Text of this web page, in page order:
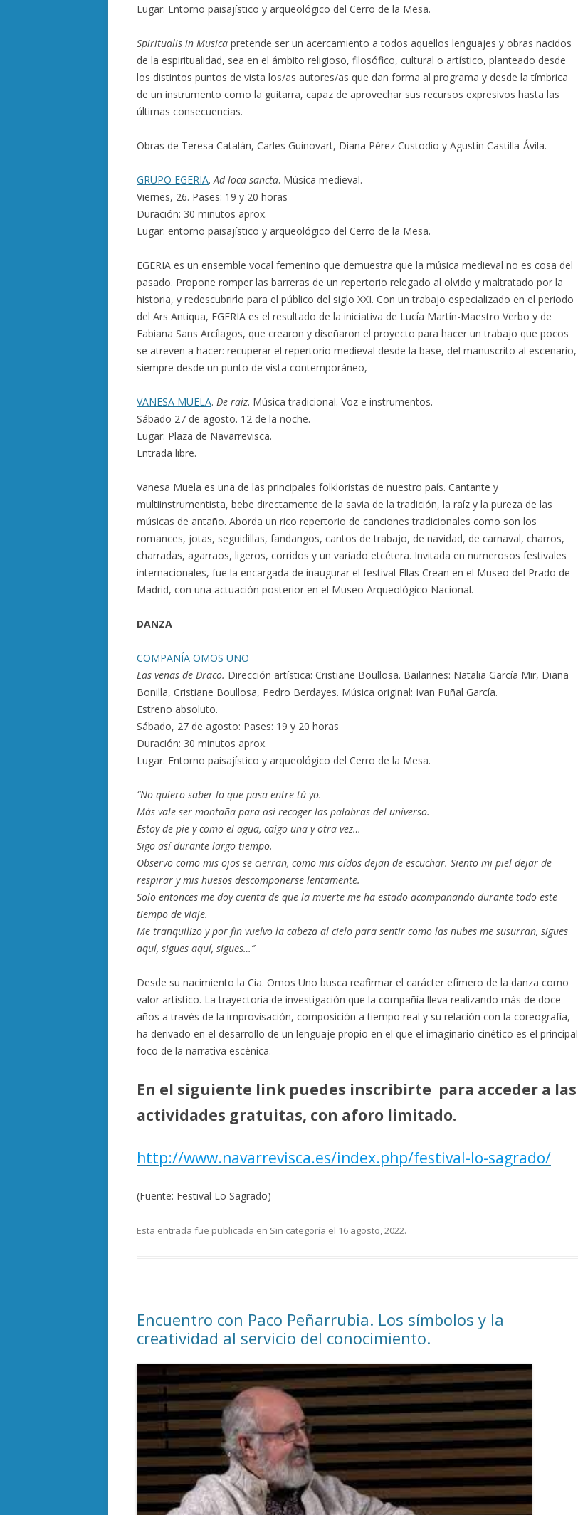
Lugar: Entorno paisajístico y arqueológico del Cerro de la Mesa.
Spiritualis in Musica pretende ser un acercamiento a todos aquellos lenguajes y obras nacidos
de la espiritualidad, sea en el ámbito religioso, filosófico, cultural o artístico, planteado desde
los distintos puntos de vista los/as autores/as que dan forma al programa y desde la tímbrica
de un instrumento como la guitarra, capaz de aprovechar sus recursos expresivos hasta las
últimas consecuencias.
Obras de Teresa Catalán, Carles Guinovart, Diana Pérez Custodio y Agustín Castilla-Ávila.
GRUPO EGERIA.Ad loca sancta. Música medieval.
Viernes, 26. Pases: 19 y 20 horas
Duración: 30 minutos aprox.
Lugar: entorno paisajístico y arqueológico del Cerro de la Mesa.
EGERIA es un ensemble vocal femenino que demuestra que la música medieval no es cosa del
pasado. Propone romper las barreras de un repertorio relegado al olvido y maltratado por la
historia, y redescubrirlo para el público del siglo XXI. Con un trabajo especializado en el periodo
del Ars Antiqua, EGERIA es el resultado de la iniciativa de Lucía Martín-Maestro Verbo y de
Fabiana Sans Arcílagos, que crearon y diseñaron el proyecto para hacer un trabajo que pocos
se atreven a hacer: recuperar el repertorio medieval desde la base, del manuscrito al escenario,
siempre desde un punto de vista contemporáneo,
VANESA MUELA. De raíz. Música tradicional. Voz e instrumentos.
Sábado 27 de agosto. 12 de la noche.
Lugar: Plaza de Navarrevisca.
Entrada libre.
Vanesa Muela es una de las principales folkloristas de nuestro país. Cantante y
multiinstrumentista, bebe directamente de la savia de la tradición, la raíz y la pureza de las
músicas de antaño. Aborda un rico repertorio de canciones tradicionales como son los
romances, jotas, seguidillas, fandangos, cantos de trabajo, de navidad, de carnaval, charros,
charradas, agarraos, ligeros, corridos y un variado etcétera. Invitada en numerosos festivales
internacionales, fue la encargada de inaugurar el festival Ellas Crean en el Museo del Prado de
Madrid, con una actuación posterior en el Museo Arqueológico Nacional.
DANZA
COMPAÑÍA OMOS UNO
Las venas de Draco. Dirección artística: Cristiane Boullosa. Bailarines: Natalia García Mir, Diana
Bonilla, Cristiane Boullosa, Pedro Berdayes. Música original: Ivan Puñal García.
Estreno absoluto.
Sábado, 27 de agosto: Pases: 19 y 20 horas
Duración: 30 minutos aprox.
Lugar: Entorno paisajístico y arqueológico del Cerro de la Mesa.
“No quiero saber lo que pasa entre tú yo.
Más vale ser montaña para así recoger las palabras del universo.
Estoy de pie y como el agua, caigo una y otra vez…
Sigo así durante largo tiempo.
Observo como mis ojos se cierran, como mis oídos dejan de escuchar. Siento mi piel dejar de
respirar y mis huesos descomponerse lentamente.
Solo entonces me doy cuenta de que la muerte me ha estado acompañando durante todo este
tiempo de viaje.
Me tranquilizo y por fin vuelvo la cabeza al cielo para sentir como las nubes me susurran, sigues
aquí, sigues aquí, sigues…”
Desde su nacimiento la Cia. Omos Uno busca reafirmar el carácter efímero de la danza como
valor artístico. La trayectoria de investigación que la compañía lleva realizando más de doce
años a través de la improvisación, composición a tiempo real y su relación con la coreografía,
ha derivado en el desarrollo de un lenguaje propio en el que el imaginario cinético es el principal
foco de la narrativa escénica.
En el siguiente link puedes inscribirte para acceder a las
actividades gratuitas, con aforo limitado.
http://www.navarrevisca.es/index.php/festival-lo-sagrado/
(Fuente: Festival Lo Sagrado)
Esta entrada fue publicada en Sin categoría el 16 agosto, 2022.
Encuentro con Paco Peñarrubia. Los símbolos y la
creatividad al servicio del conocimiento.